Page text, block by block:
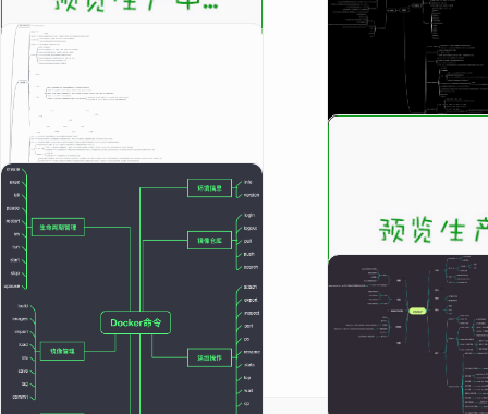
VIP免费 ¥ 5K8s in
 VIP免费